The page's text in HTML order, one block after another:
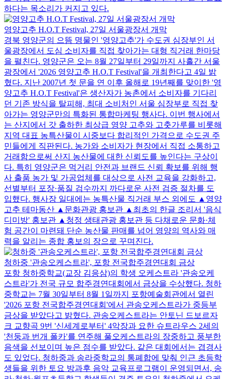
하다는 목소리가 커지고 있다.
영양고추 H.O.T Festival, 27일 서울광장서 개막
경북 영양군의 으뜸 명물인 '영양고추'가 수도권 심장부인 서
울광장에서 도심 소비자를 직접 찾아가는 대형 직거래 한마당
을 펼친다. 영양군은 오는 8월 27일부터 29일까지 사흘간 서울
광장에서 '2026 영양고추 H.O.T Festival'을 개최한다고 4일 밝
혔다. 지난 2007년 첫 문을 연 이후 올해로 19년째를 맞이한 '영
양고추 H.O.T Festival'은 생산자가 농촌에서 소비자를 기다리
던 기존 방식을 탈피해, 최대 소비처인 서울 심장부로 직접 찾
아가는 영양군만의 특화된 통합마케팅 행사다. 이번 행사에서
는 산지에서 갓 출하한 최상급 영양 고추와 고춧가루를 비롯해
지역 대표 농특산물이 시중보다 합리적인 가격으로 수도권 주
민들에게 직판된다. 농가와 소비자가 현장에서 직접 소통하고
거래함으로써 산지 농산물에 대한 신뢰도를 높인다는 구상이
다. 특히 영양군은 먹거리 안전과 브랜드 신뢰 확보를 위해 행
사 출품 농가 및 가공업체를 대상으로 사전 교육을 강화하고,
선별부터 포장·품질 검수까지 까다로운 사전 검증 절차를 도
입했다. 행사장 일대에는 농특산물 직거래 부스 외에도 ▲영양
고추 테마동산 ▲문화관광 홍보관 ▲최초의 한글 조리서 '음식
디미방' 홍보관 ▲청정 생태관광 홍보관 등 다채로운 문화·체
험 공간이 마련돼 단순 농산물 판매를 넘어 영양의 역사와 매
력을 알리는 종합 홍보의 장으로 꾸며진다.
청하중 '관송오케스트라', 포항 전국합주경연대회 금상
포항 청하중학교(교장 김응삼)의 학생 오케스트라 '관송오케
스트라'가 전국 규모 합주경연대회에서 금상을 수상했다. 청하
중학교는 7월 30일부터 8월 1일까지 포항예술회관에서 열린
'2026 포항 전국합주경연대회'에서 관송오케스트라가 중등부
금상을 받았다고 밝혔다. 관송오케스트라는 안토닌 드보르자
크 교향곡 9번 '신세계로부터' 4악장과 요한 슈트라우스 2세의
'천둥과 번개 폴카'를 연주해 풀오케스트라의 장중하고 풍부한
음색을 선보이며 높은 점수를 받았다. 같은 대회에서는 겹경사
도 있었다. 청하중과 송라중학교의 통폐합에 맞춰 인근 초등학
생들을 위한 토요 방과후 음악 교육프로그램이 운영되면서, 송